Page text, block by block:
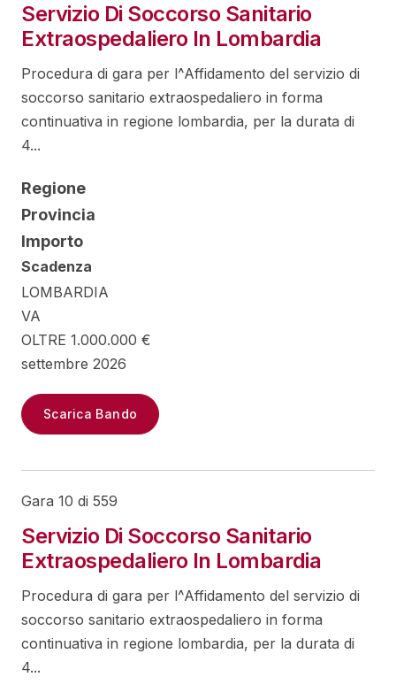
Servizio Di Soccorso Sanitario
Extraospedaliero In Lombardia
Procedura di gara per l^Affidamento del servizio di
soccorso sanitario extraospedaliero in forma
continuativa in regione lombardia, per la durata di
4...
Regione
Provincia
Importo
Scadenza
LOMBARDIA
VA
OLTRE 1.000.000 €
settembre 2026
Scarica Bando
Gara 10 di 559
Servizio Di Soccorso Sanitario
Extraospedaliero In Lombardia
Procedura di gara per l^Affidamento del servizio di
soccorso sanitario extraospedaliero in forma
continuativa in regione lombardia, per la durata di
4...